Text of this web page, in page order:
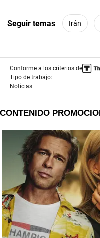
Seguir temas Irán
Conforme a los criterios de
Tipo de trabajo:
Noticias